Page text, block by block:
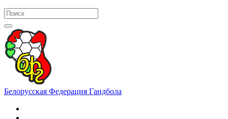
Белорусская Федерация Гандбола